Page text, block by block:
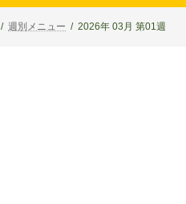
週別メニュー 2026年 03月 第01週